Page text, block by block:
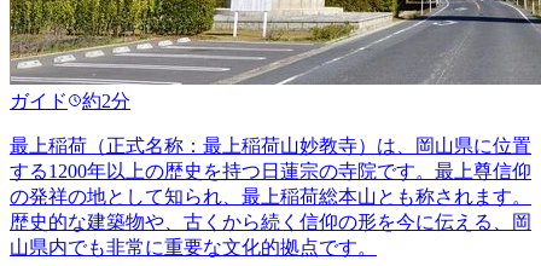
ガイド 約2分
最上稲荷（正式名称：最上稲荷山妙教寺）は、岡山県に位置
する1200年以上の歴史を持つ日蓮宗の寺院です。最上尊信仰
の発祥の地として知られ、最上稲荷総本山とも称されます。
歴史的な建築物や、古くから続く信仰の形を今に伝える、岡
山県内でも非常に重要な文化的拠点です。